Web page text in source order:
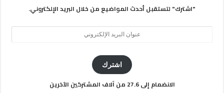
"اشترك" لتستقبل أحدث المواضيع من خلال البريد الإلكتروني.
اشترك
الانضمام إلى 27.6 من آلاف المشتركين الآخرين